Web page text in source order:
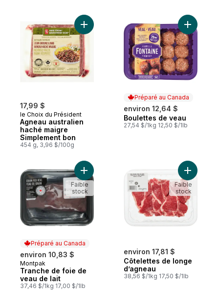
17,99 $
le Choix du Président
Agneau australien
haché maigre
Simplement bon
454 g, 3,96 $/100g
Ajouter Agneau australien haché maigre
Préparé au Canada
environ 12,64 $
Préparé au Canada
Boulettes de veau
27,54 $/1kg 12,50 $/1lb
Ajouter
Préparé au Canada
environ 10,83 $
Préparé au Canada
Montpak
Tranche de foie de
veau de lait
37,46 $/1kg 17,00 $/1lb
Ajouter Tranche de foie de veau de lait
Faible
stock
environ 17,81 $
Côtelettes de longe
d’agneau
38,56 $/1kg 17,50 $/1lb
Ajouter
Faible
stock